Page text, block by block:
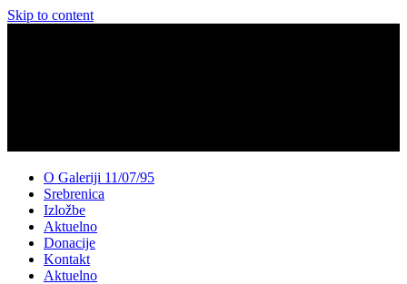
Skip to content
O Galeriji 11/07/95
Srebrenica
Izložbe
Aktuelno
Donacije
Kontakt
Aktuelno